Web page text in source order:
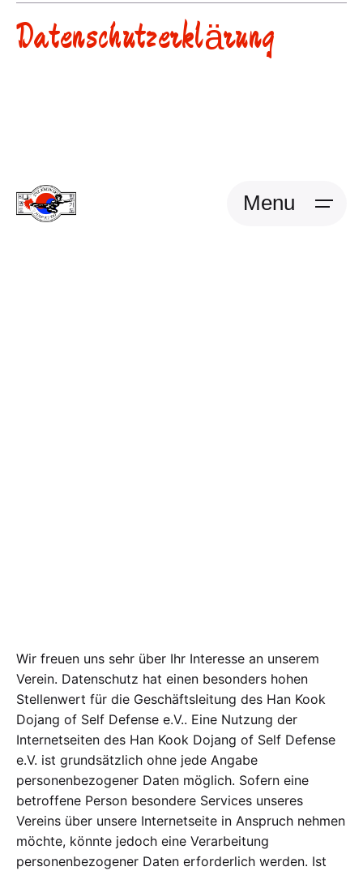
Menu
Datenschutzerklärung
Wir freuen uns sehr über Ihr Interesse an unserem
Verein. Datenschutz hat einen besonders hohen
Stellenwert für die Geschäftsleitung des Han Kook
Dojang of Self Defense e.V.. Eine Nutzung der
Internetseiten des Han Kook Dojang of Self Defense
e.V. ist grundsätzlich ohne jede Angabe
personenbezogener Daten möglich. Sofern eine
betroffene Person besondere Services unseres
Vereins über unsere Internetseite in Anspruch nehmen
möchte, könnte jedoch eine Verarbeitung
personenbezogener Daten erforderlich werden. Ist